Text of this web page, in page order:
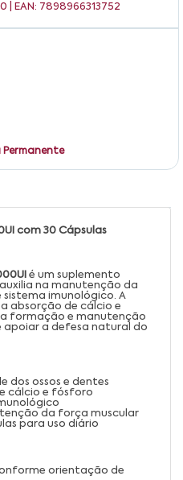
| EAN: 7898966313752
Permanente
com 30 Cápsulas
é um suplemento
na manutenção da
sistema imunológico. A
absorção de cálcio e
formação e manutenção
apoiar a defesa natural do
dos ossos e dentes
cálcio e fósforo
da força muscular
para uso diário
orientação de